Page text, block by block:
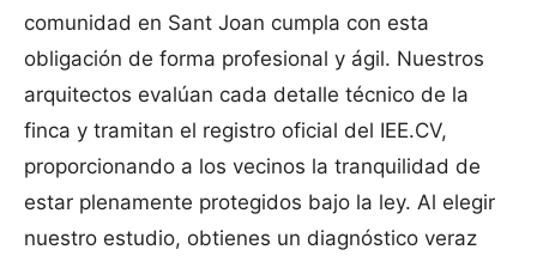
comunidad en Sant Joan cumpla con esta
obligación de forma profesional y ágil. Nuestros
arquitectos evalúan cada detalle técnico de la
finca y tramitan el registro oficial del IEE.CV,
proporcionando a los vecinos la tranquilidad de
estar plenamente protegidos bajo la ley. Al elegir
nuestro estudio, obtienes un diagnóstico veraz